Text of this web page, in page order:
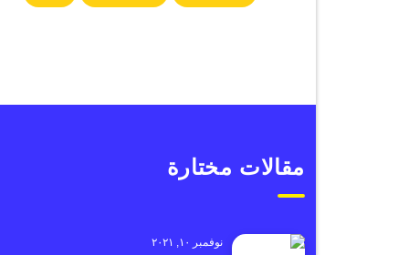
مقالات مختارة
نوفمبر ١٠, ٢٠٢١